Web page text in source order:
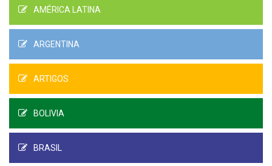
AMÉRICA LATINA
ARGENTINA
ARTIGOS
BOLIVIA
BRASIL